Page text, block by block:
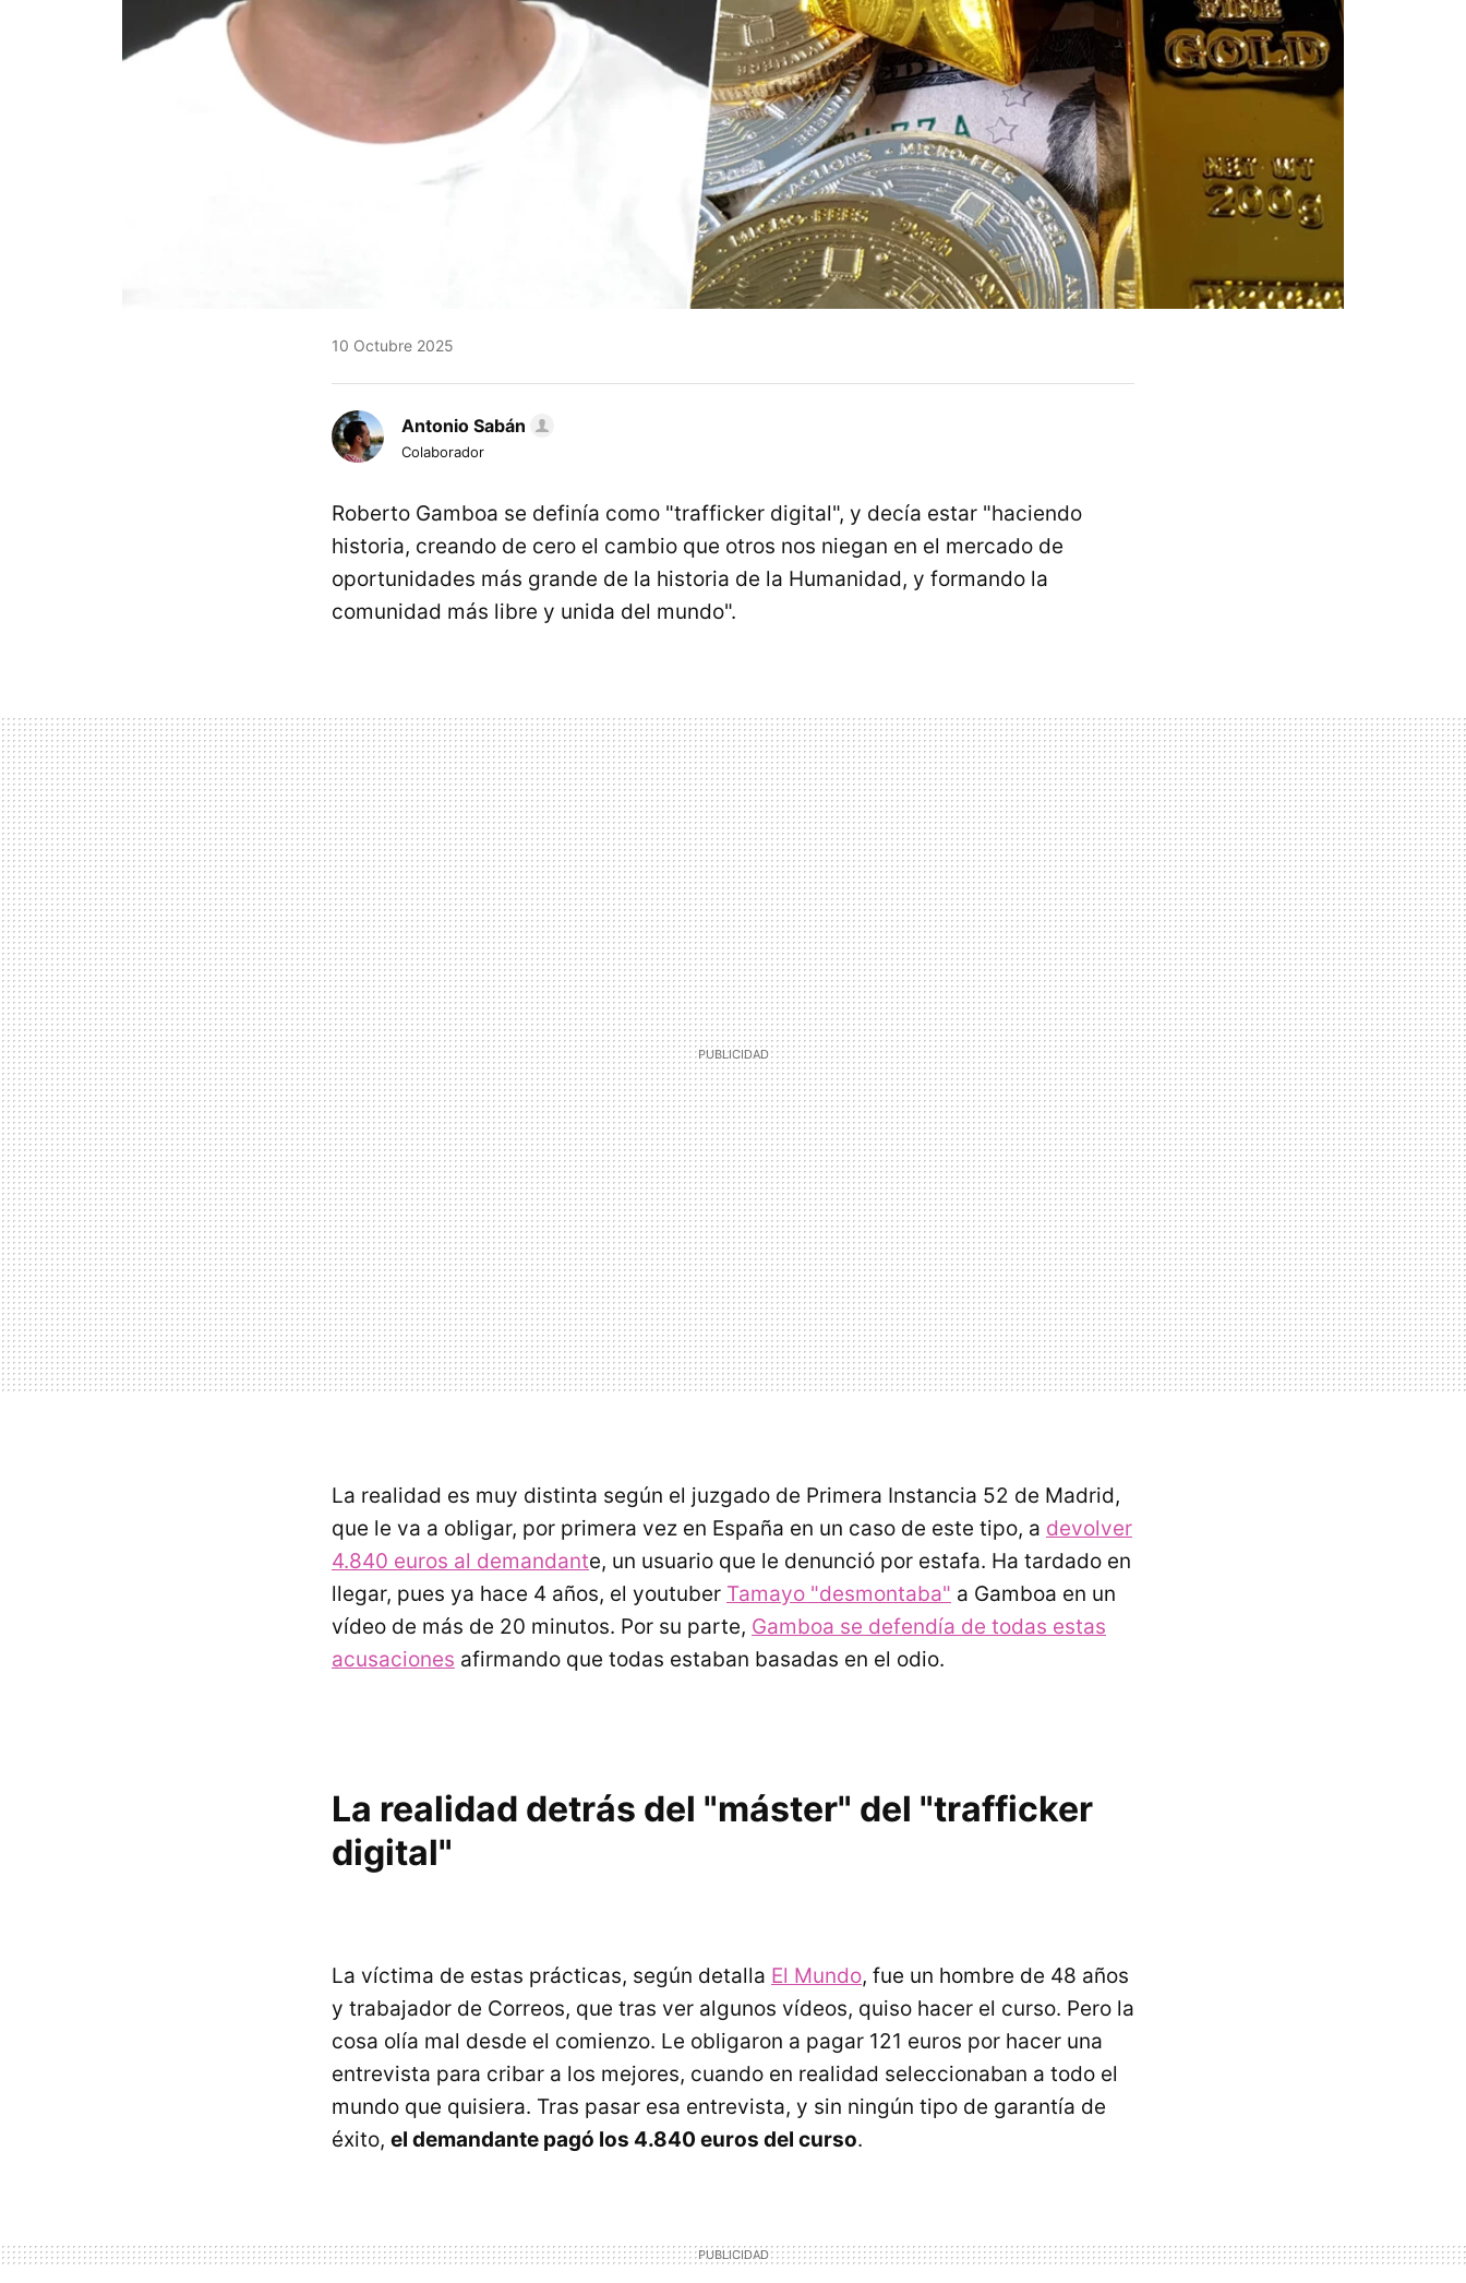
10 Octubre 2025
Antonio Sabán
Colaborador
Roberto Gamboa se definía como "trafficker digital", y decía estar "haciendo
historia, creando de cero el cambio que otros nos niegan en el mercado de
oportunidades más grande de la historia de la Humanidad, y formando la
comunidad más libre y unida del mundo".
La realidad es muy distinta según el juzgado de Primera Instancia 52 de Madrid,
que le va a obligar, por primera vez en España en un caso de este tipo, a devolver
4.840 euros al demandante, un usuario que le denunció por estafa. Ha tardado en
llegar, pues ya hace 4 años, el youtuber Tamayo "desmontaba" a Gamboa en un
vídeo de más de 20 minutos. Por su parte, Gamboa se defendía de todas estas
acusaciones afirmando que todas estaban basadas en el odio.
La realidad detrás del "máster" del "trafficker
digital"
La víctima de estas prácticas, según detalla El Mundo, fue un hombre de 48 años
y trabajador de Correos, que tras ver algunos vídeos, quiso hacer el curso. Pero la
cosa olía mal desde el comienzo. Le obligaron a pagar 121 euros por hacer una
entrevista para cribar a los mejores, cuando en realidad seleccionaban a todo el
mundo que quisiera. Tras pasar esa entrevista, y sin ningún tipo de garantía de
éxito, el demandante pagó los 4.840 euros del curso.